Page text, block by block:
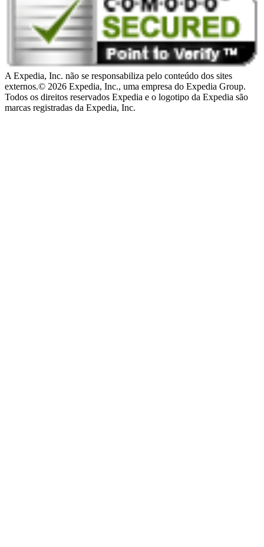
A Expedia, Inc. não se responsabiliza pelo conteúdo dos sites
externos.© 2026 Expedia, Inc., uma empresa do Expedia Group.
Todos os direitos reservados Expedia e o logotipo da Expedia são
marcas registradas da Expedia, Inc.